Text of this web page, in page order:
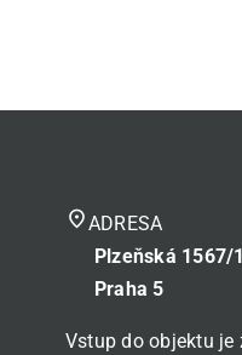
placeADRESA
Plzeňská 1567/
Praha 5
Vstup do objektu je